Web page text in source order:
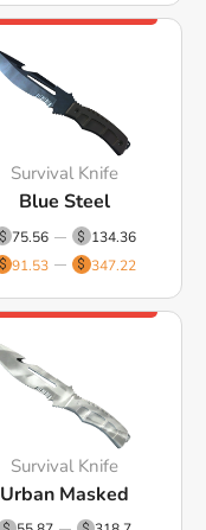
Survival Knife
Blue Steel
75.56
134.36
91.53
347.22
Survival Knife
Urban Masked